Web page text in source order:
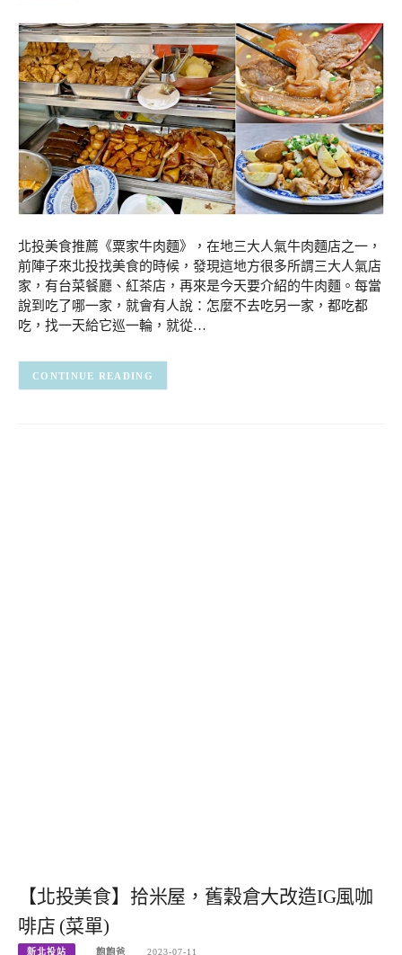
北投美食推薦《粟家牛肉麵》，在地三大人氣牛肉麵店之一，
前陣子來北投找美食的時候，發現這地方很多所謂三大人氣店
家，有台菜餐廳、紅茶店，再來是今天要介紹的牛肉麵。每當
說到吃了哪一家，就會有人說：怎麼不去吃另一家，都吃都
吃，找一天給它巡一輪，就從…
CONTINUE READING
【北投美食】拾米屋，舊穀倉大改造IG風咖
啡店 (菜單)
新北投站 飽飽爸 2023-07-11